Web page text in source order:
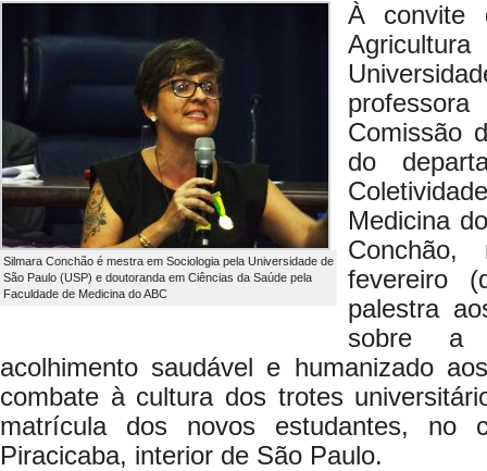
Silmara Conchão é mestra em Sociologia pela Universidade de
São Paulo (USP) e doutoranda em Ciências da Saúde pela
Faculdade de Medicina do ABC
À convite
professora
Comissão
do
Medicina
fevereiro
palestra
sobre a
acolhimento saudável e humanizado
combate à cultura dos trotes
matrícula dos novos estudantes, no
Piracicaba, interior de São Paulo.